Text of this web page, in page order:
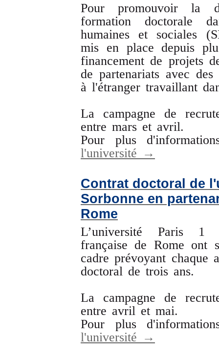
Pour promouvoir la
formation doctorale
humaines et sociales
mis en place depuis
financement de projets
de partenariats avec
à l'étranger travaillant
La campagne de
entre mars et avril.
Pour plus
l'université →
Contrat doctoral de
Sorbonne en
Rome
L’université Paris 1
française de Rome ont
cadre prévoyant chaque
doctoral de trois ans.
La campagne de
entre avril et mai.
Pour plus
l'université →